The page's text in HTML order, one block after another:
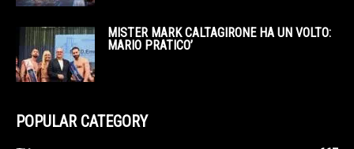
MISTER MARK CALTAGIRONE HA UN VOLTO:
MARIO PRATICO’
POPULAR CATEGORY